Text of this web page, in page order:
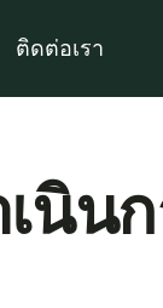
ติดต่อเรา
นิน